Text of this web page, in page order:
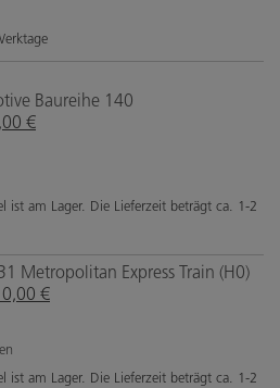
Baureihe 140
€Aktueller
ist am Lager. Die Lieferzeit beträgt ca. 1-2
Metropolitan Express Train (H0)
€
€Aktueller
ist am Lager. Die Lieferzeit beträgt ca. 1-2